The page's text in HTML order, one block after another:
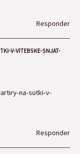
Responder
V-VITEBSKE-SNJAT-
na-sutki-v-
Responder